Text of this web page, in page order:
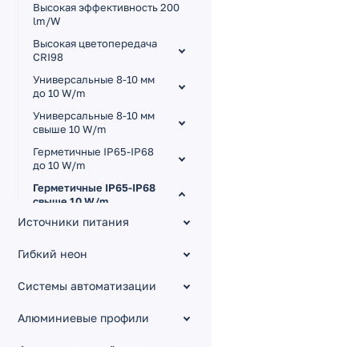
Высокая эффективность 200
lm/W
Высокая цветопередача
CRI98
Универсальные 8-10 мм
до 10 W/m
Универсальные 8-10 мм
свыше 10 W/m
Герметичные IP65-IP68
до 10 W/m
Герметичные IP65-IP68
свыше 10 W/m
X160 DOT 24V 12 W/m
B60 12V 14.4 W/m IP65-
Источники питания
Гибкий неон
Системы автоматизации
Алюминиевые профили